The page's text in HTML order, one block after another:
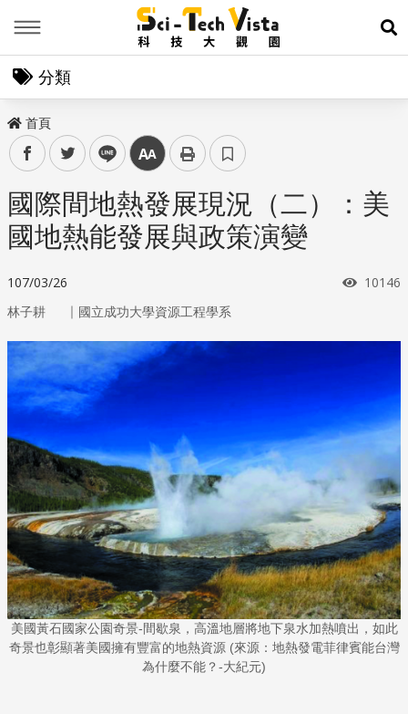
展
分類
首頁
facebooktwitter line 中
國際間地熱發展現況（二）：美
國地熱能發展與政策演變
107/03/26 瀏覽次
10146
林子耕 ｜ 國立成功大學資源工程學系
美國黃石國家公園奇景-間歇泉，高溫地層將地下泉水加熱噴出，如此
奇景也彰顯著美國擁有豐富的地熱資源 (來源：地熱發電菲律賓能台灣
為什麼不能？-大紀元)